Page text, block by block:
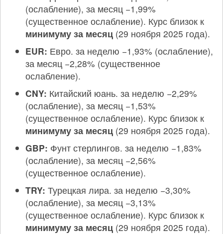
(ослабление), за месяц −1,99%
(существенное ослабление). Курс близок к
минимуму за месяц (29 ноября 2025 года).
EUR: Евро. за неделю −1,93% (ослабление),
за месяц −2,28% (существенное
ослабление).
CNY: Китайский юань. за неделю −2,29%
(ослабление), за месяц −1,53%
(существенное ослабление). Курс близок к
минимуму за месяц (29 ноября 2025 года).
GBP: Фунт стерлингов. за неделю −1,83%
(ослабление), за месяц −2,56%
(существенное ослабление).
TRY: Турецкая лира. за неделю −3,30%
(ослабление), за месяц −3,13%
(существенное ослабление). Курс близок к
минимуму за месяц (29 ноября 2025 года).